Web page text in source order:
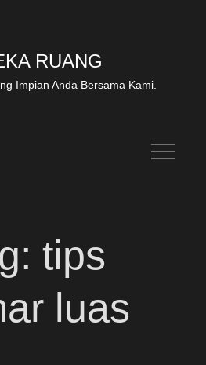
RUANG
Impian Anda Bersama Kami.
tips
luas